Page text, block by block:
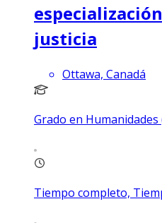
justicia
Ottawa, Canadá
Grado en Humanidades
Tiempo completo,